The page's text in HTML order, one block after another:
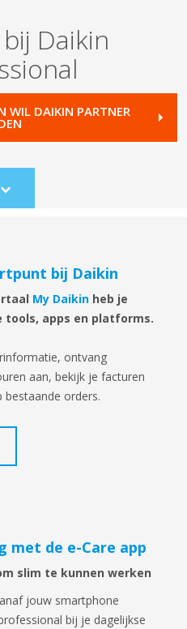
Daikin
WIL DAIKIN PARTNER
Scroll
to
bij Daikin
My Daikin heb je
apps en platforms.
ontvang
aan, bekijk je facturen
orders.
met de e-Care app
slim te kunnen werken
jouw smartphone
bij je dagelijkse